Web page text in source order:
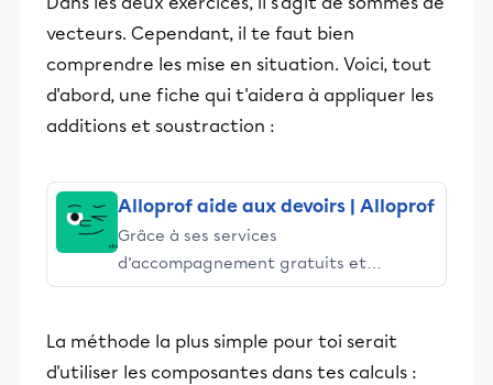
vecteurs. Cependant, il te faut bien
comprendre les mise en situation. Voici, tout
d'abord, une fiche qui t'aidera à appliquer les
additions et soustraction :
Alloprof aide aux devoirs | Alloprof
Grâce à ses services
d’accompagnement gratuits et
stimulants, Alloprof engage les élèves
éducative.
La méthode la plus simple pour toi serait
d'utiliser les composantes dans tes calculs :